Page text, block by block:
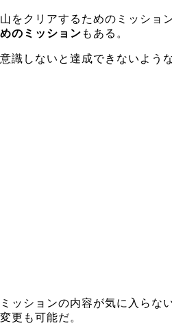
山をクリアするためのミッショ
めのミッション もある。
意識しないと達成できないよう
ミッションの内容が気に入らな
変更も可能だ。